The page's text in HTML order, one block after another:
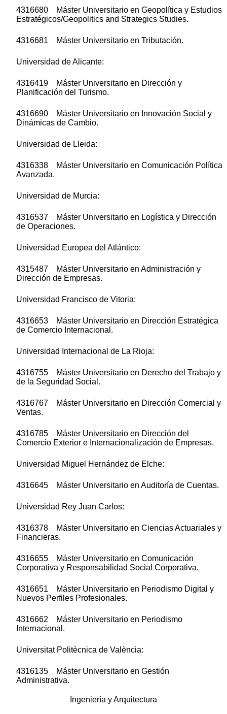
4316680 Máster Universitario en Geopolítica y Estudios
Estratégicos/Geopolitics and Strategics Studies.
4316681 Máster Universitario en Tributación.
Universidad de Alicante:
4316419 Máster Universitario en Dirección y
Planificación del Turismo.
4316690 Máster Universitario en Innovación Social y
Dinámicas de Cambio.
Universidad de Lleida:
4316338 Máster Universitario en Comunicación Política
Avanzada.
Universidad de Murcia:
4316537 Máster Universitario en Logística y Dirección
de Operaciones.
Universidad Europea del Atlántico:
4315487 Máster Universitario en Administración y
Dirección de Empresas.
Universidad Francisco de Vitoria:
4316653 Máster Universitario en Dirección Estratégica
de Comercio Internacional.
Universidad Internacional de La Rioja:
4316755 Máster Universitario en Derecho del Trabajo y
de la Seguridad Social.
4316767 Máster Universitario en Dirección Comercial y
Ventas.
4316785 Máster Universitario en Dirección del
Comercio Exterior e Internacionalización de Empresas.
Universidad Miguel Hernández de Elche:
4316645 Máster Universitario en Auditoría de Cuentas.
Universidad Rey Juan Carlos:
4316378 Máster Universitario en Ciencias Actuariales y
Financieras.
4316655 Máster Universitario en Comunicación
Corporativa y Responsabilidad Social Corporativa.
4316651 Máster Universitario en Periodismo Digital y
Nuevos Perfiles Profesionales.
4316662 Máster Universitario en Periodismo
Internacional.
Universitat Politècnica de València:
4316135 Máster Universitario en Gestión
Administrativa.
Ingeniería y Arquitectura